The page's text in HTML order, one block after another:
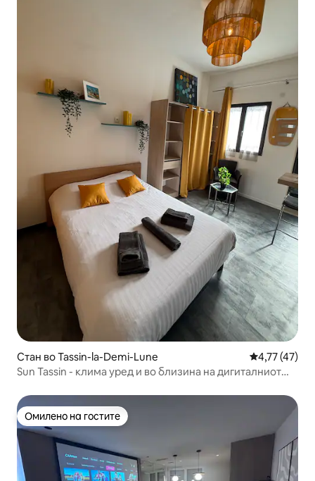
Стан во Tassin-la-Demi-Lune Просечна
4,77 (47)
Sun Tassin - клима уред и во близина на дигиталниот
Омилено на гостите
Омилено на гостите